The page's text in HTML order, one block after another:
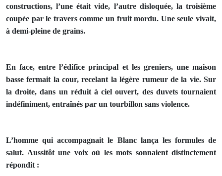
constructions, l’une était vide, l’autre disloquée, la troisième
coupée par le travers comme un fruit mordu. Une seule vivait,
à demi-pleine de grains.
En face, entre l’édifice principal et les greniers, une maison
basse fermait la cour, recelant la légère rumeur de la vie. Sur
la droite, dans un réduit à ciel ouvert, des duvets tournaient
indéfiniment, entraînés par un tourbillon sans violence.
L’homme qui accompagnait le Blanc lança les formules de
salut. Aussitôt une voix où les mots sonnaient distinctement
répondit :